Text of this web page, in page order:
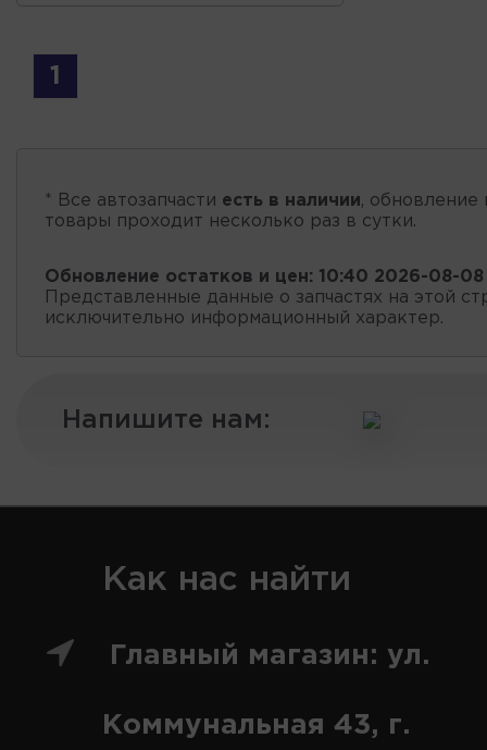
1
* Все автозапчасти есть в наличии, обновление
товары проходит несколько раз в сутки.
Обновление остатков и цен: 10:40 2026-08-08
Представленные данные о запчастях на этой
исключительно информационный характер.
Напишите нам:
Как нас найти
Главный магазин: ул.
Коммунальная 43, г.